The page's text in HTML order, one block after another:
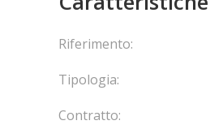
Riferimento:
Tipologia:
Contratto: